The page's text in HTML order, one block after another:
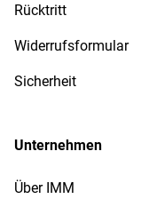
Rücktritt
Widerrufsformular
Sicherheit
Unternehmen
Über IMM